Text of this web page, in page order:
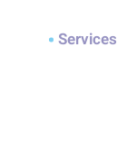
Services